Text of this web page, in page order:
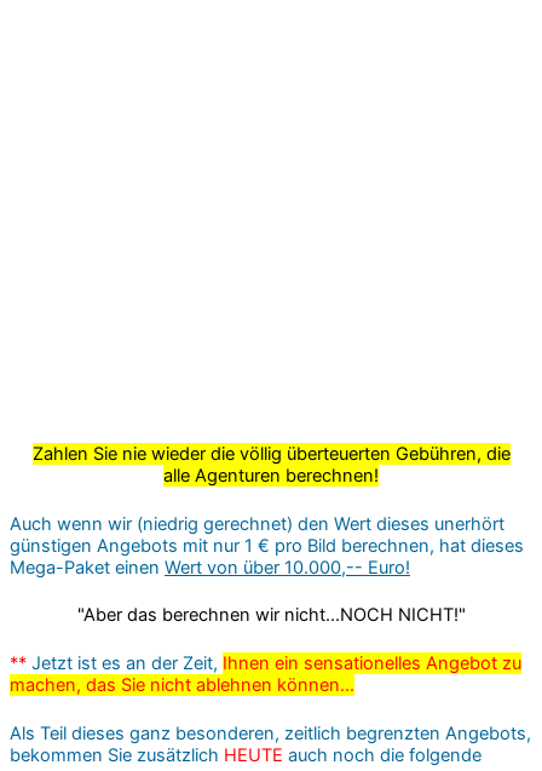
Zahlen Sie nie wieder die völlig überteuerten Gebühren, die
alle Agenturen berechnen!
Auch wenn wir (niedrig gerechnet) den Wert dieses unerhört
günstigen Angebots mit nur 1 € pro Bild berechnen, hat dieses
Mega-Paket einen Wert von über 10.000,-- Euro!
"Aber das berechnen wir nicht...NOCH NICHT!"
** Jetzt ist es an der Zeit, Ihnen ein sensationelles Angebot zu
machen, das Sie nicht ablehnen können...
Als Teil dieses ganz besonderen, zeitlich begrenzten Angebots,
bekommen Sie zusätzlich HEUTE auch noch die folgende